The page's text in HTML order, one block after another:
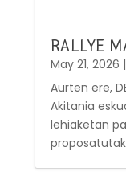
RALLYE
May 21, 2026 |
Aurten ere,
Akitania
lehiaketan